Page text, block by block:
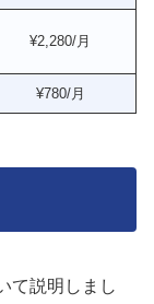
¥2,280/月
¥780/月
て説明しまし